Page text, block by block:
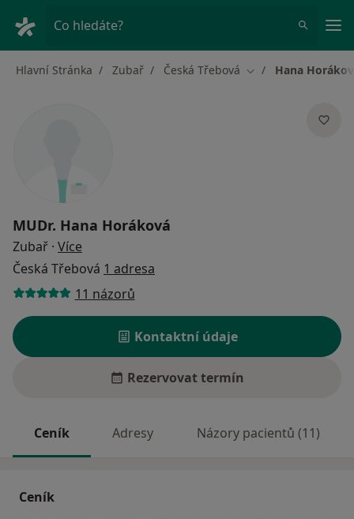
Co hledáte?
Hlavní Stránka Zubař Česká Třebová Změna města
Hana
MUDr. Hana Horáková
Zubař · Více
Česká Třebová 1 adresa
11 názorů
Kontaktní údaje
Rezervovat termín
Ceník Adresy Názory pacientů (11)
Ceník